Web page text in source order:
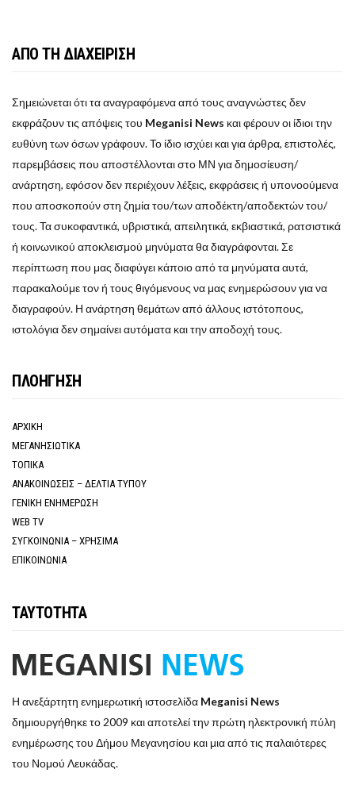
ΑΠΟ ΤΗ ΔΙΑΧΕΙΡΙΣΗ
Σημειώνεται ότι τα αναγραφόμενα από τους αναγνώστες δεν
εκφράζουν τις απόψεις του Meganisi News και φέρουν οι ίδιοι την
ευθύνη των όσων γράφουν. Το ίδιο ισχύει και για άρθρα, επιστολές,
παρεμβάσεις που αποστέλλονται στο ΜΝ για δημοσίευση/
ανάρτηση, εφόσον δεν περιέχουν λέξεις, εκφράσεις ή υπονοούμενα
που αποσκοπούν στη ζημία του/των αποδέκτη/αποδεκτών του/
τους. Τα συκοφαντικά, υβριστικά, απειλητικά, εκβιαστικά, ρατσιστικά
ή κοινωνικού αποκλεισμού μηνύματα θα διαγράφονται. Σε
περίπτωση που μας διαφύγει κάποιο από τα μηνύματα αυτά,
παρακαλούμε τον ή τους θιγόμενους να μας ενημερώσουν για να
διαγραφούν. Η ανάρτηση θεμάτων από άλλους ιστότοπους,
ιστολόγια δεν σημαίνει αυτόματα και την αποδοχή τους.
ΠΛΟΗΓΗΣΗ
ΑΡΧΙΚΗ
ΜΕΓΑΝΗΣΙΩΤΙΚΑ
ΤΟΠΙΚΑ
ΑΝΑΚΟΙΝΩΣΕΙΣ – ΔΕΛΤΙΑ ΤΥΠΟΥ
ΓΕΝΙΚΗ ΕΝΗΜΕΡΩΣΗ
WEB TV
ΣΥΓΚΟΙΝΩΝΙΑ – ΧΡΗΣΙΜΑ
ΕΠΙΚΟΙΝΩΝΙΑ
ΤΑΥΤΟΤΗΤΑ
Η ανεξάρτητη ενημερωτική ιστοσελίδα Meganisi News
δημιουργήθηκε το 2009 και αποτελεί την πρώτη ηλεκτρονική πύλη
ενημέρωσης του Δήμου Μεγανησίου και μια από τις παλαιότερες
του Νομού Λευκάδας.